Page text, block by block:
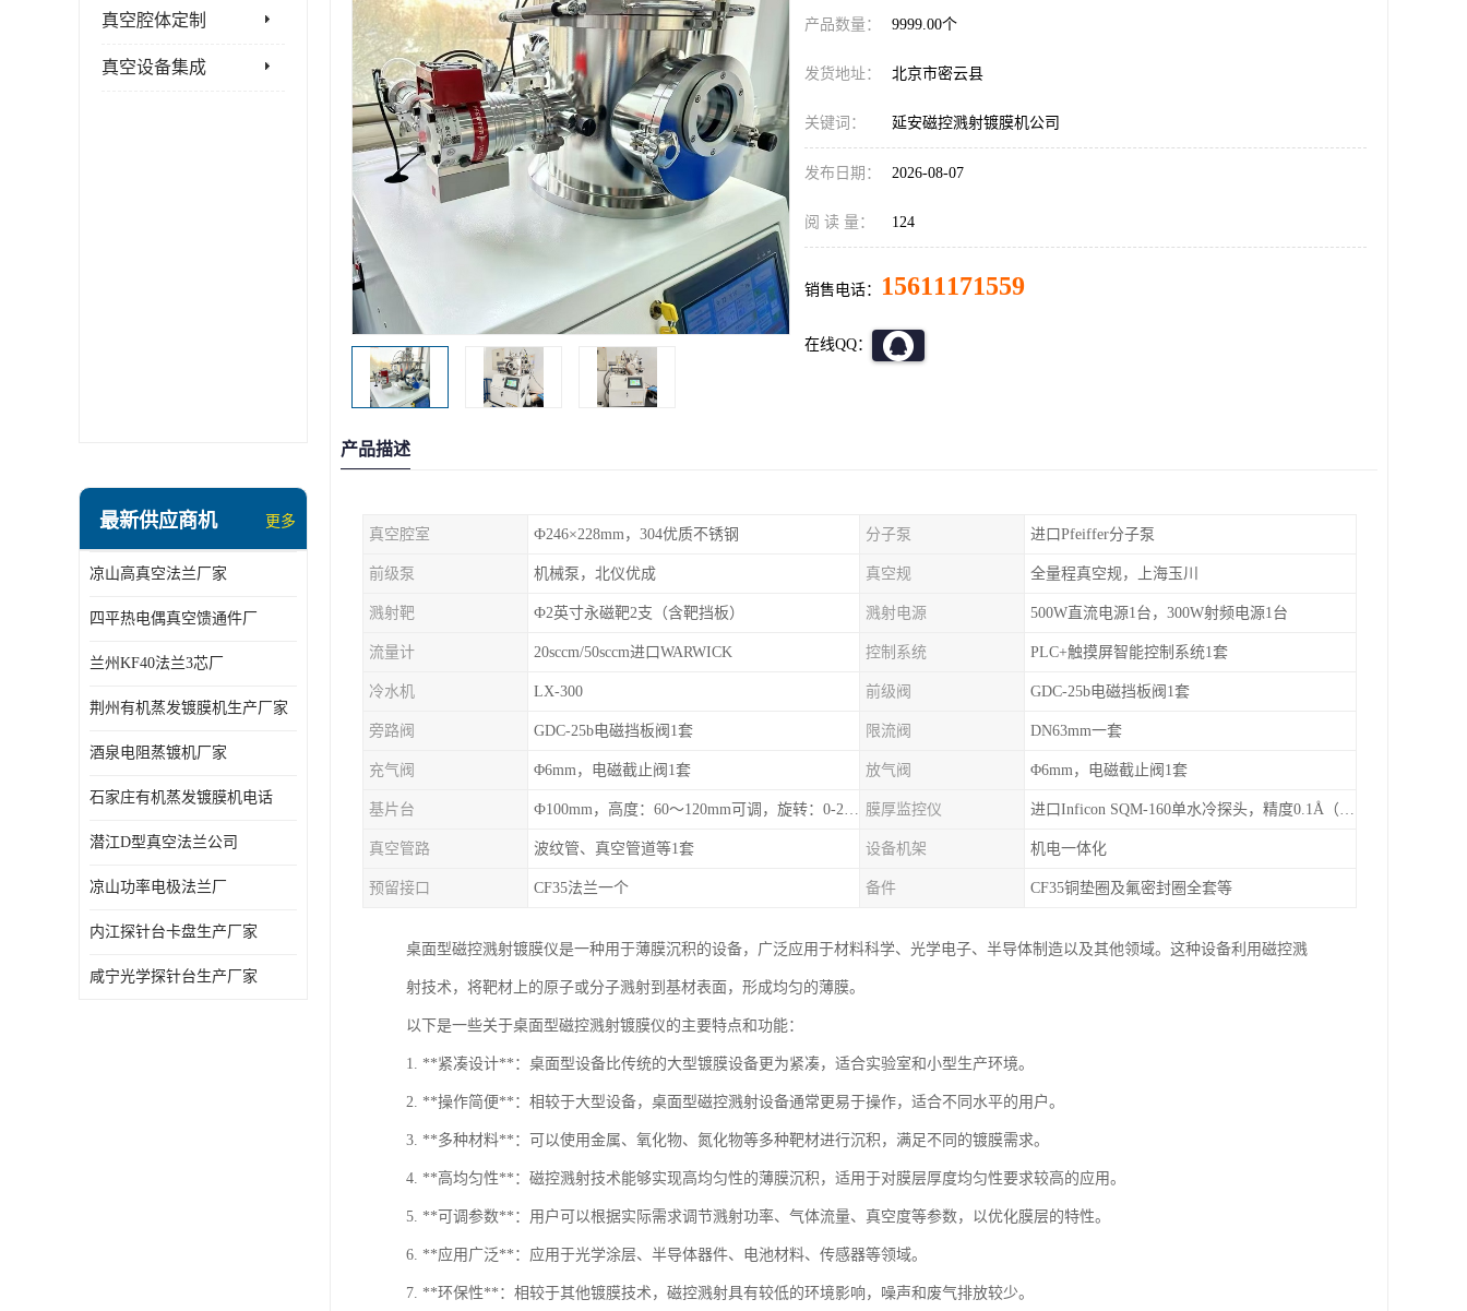
真空腔体定制
真空设备集成
最新供应商机 更多
凉山高真空法兰厂家
四平热电偶真空馈通件厂
兰州KF40法兰3芯厂
荆州有机蒸发镀膜机生产厂家
酒泉电阻蒸镀机厂家
石家庄有机蒸发镀膜机电话
潜江D型真空法兰公司
凉山功率电极法兰厂
内江探针台卡盘生产厂家
咸宁光学探针台生产厂家
产品数量： 9999.00个
发货地址： 北京市密云县
关键词： 延安磁控溅射镀膜机公司
发布日期： 2026-08-07
阅 读 量： 124
销售电话： 15611171559
在线QQ：
产品描述
真空腔室 Ф246×228mm，304优质不锈钢 分子泵 进口Pfeiffer分子泵
前级泵 机械泵，北仪优成 真空规 全量程真空规，上海玉川
溅射靶 Ф2英寸永磁靶2支（含靶挡板） 溅射电源 500W直流电源1台，300W射频电源1台
流量计 20sccm/50sccm进口WARWICK 控制系统 PLC+触摸屏智能控制系统1套
冷水机 LX-300 前级阀 GDC-25b电磁挡板阀1套
旁路阀 GDC-25b电磁挡板阀1套 限流阀 DN63mm一套
充气阀 Φ6mm，电磁截止阀1套 放气阀 Φ6mm，电磁截止阀1套
基片台 Ф100mm，高度：60～120mm可调，旋转：0-20r/min可调，可加热至300℃ 膜厚监控仪 进口Inficon SQM-160单水冷探头，精度0.1Å（选配）
真空管路 波纹管、真空管道等1套 设备机架 机电一体化
预留接口 CF35法兰一个 备件 CF35铜垫圈及氟密封圈全套等
桌面型磁控溅射镀膜仪是一种用于薄膜沉积的设备，广泛应用于材料科学、光学电子、半导体制造以及其他领域。这种设备利用磁控溅
射技术，将靶材上的原子或分子溅射到基材表面，形成均匀的薄膜。
以下是一些关于桌面型磁控溅射镀膜仪的主要特点和功能：
1. **紧凑设计**：桌面型设备比传统的大型镀膜设备更为紧凑，适合实验室和小型生产环境。
2. **操作简便**：相较于大型设备，桌面型磁控溅射设备通常更易于操作，适合不同水平的用户。
3. **多种材料**：可以使用金属、氧化物、氮化物等多种靶材进行沉积，满足不同的镀膜需求。
4. **高均匀性**：磁控溅射技术能够实现高均匀性的薄膜沉积，适用于对膜层厚度均匀性要求较高的应用。
5. **可调参数**：用户可以根据实际需求调节溅射功率、气体流量、真空度等参数，以优化膜层的特性。
6. **应用广泛**：应用于光学涂层、半导体器件、电池材料、传感器等领域。
7. **环保性**：相较于其他镀膜技术，磁控溅射具有较低的环境影响，噪声和废气排放较少。